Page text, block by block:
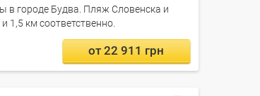
в городе Будва. Пляж Словенска и
км соответственно.
от 22 911 грн